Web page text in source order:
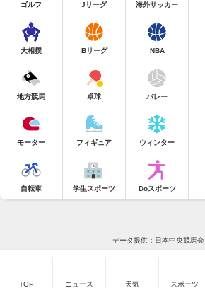
ゴルフ Jリーグ 海外サッカー
大相撲 Bリーグ NBA
地方競馬 卓球 バレー
モーター フィギュア ウィンター
自転車 学生スポーツ Doスポーツ
データ提供：日本中央競馬会
TOP ニュース 天気 スポーツ